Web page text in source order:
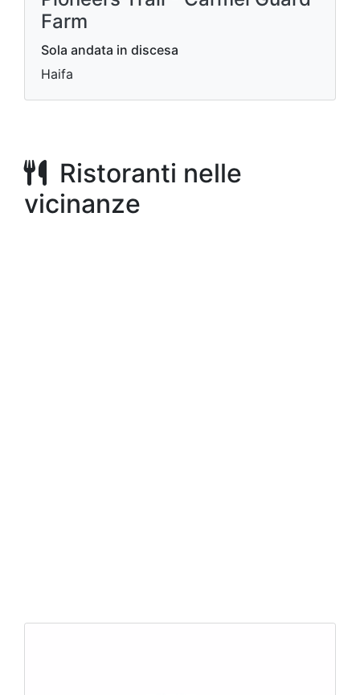
Farm
Sola andata in discesa
Haifa
Ristoranti nelle
vicinanze